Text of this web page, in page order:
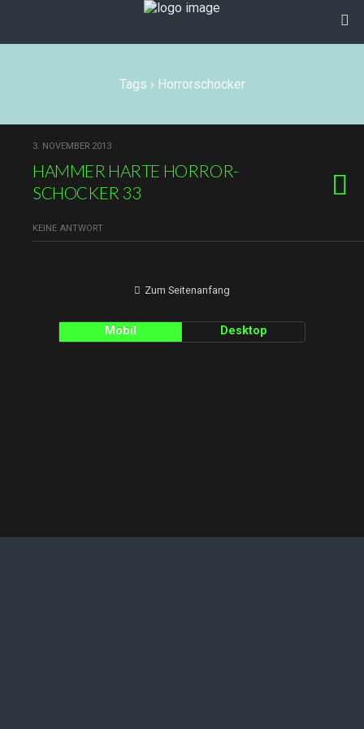
Tags › Horrorschocker
3. NOVEMBER 2013
HAMMER HARTE HORROR-
SCHOCKER 33
KEINE ANTWORT
Zum Seitenanfang
Mobil Desktop